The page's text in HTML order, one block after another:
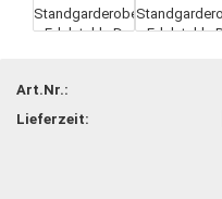
Art.Nr.:
Lieferzeit: